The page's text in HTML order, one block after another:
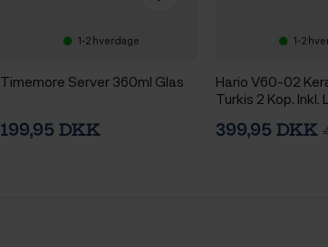
1-2 hverdage
Timemore Server 360ml Glas
199,95 DKK
1-2
Hario V60-02
Turkis 2 Kop. Inkl.
399,95 DKK